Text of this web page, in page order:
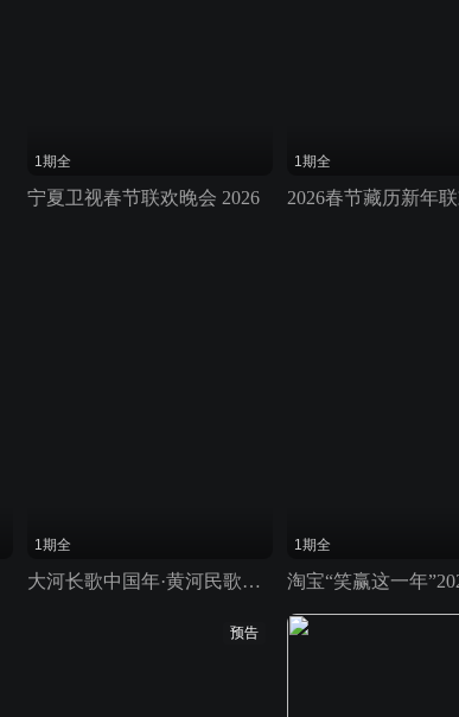
1期全
宁夏卫视春节联欢晚会 2026
1期全
2026春节藏历新年
1期全
大河长歌中国年·黄河民歌春晚 2025
1期全
预告